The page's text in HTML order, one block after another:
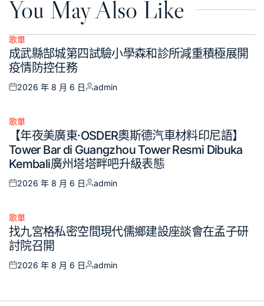
You May Also Like
Posted
in
歌單
成武縣郜城第四試驗小學森和診所減重積極展開
疫情防控任務
Posted
2026 年 8 月 6 日
Posted
admin
Posted
歌單
【年夜美廣東·OSDER奧斯德汽車材料印尼語】
Tower Bar di Guangzhou Tower Resmi Dibuka
Kembali廣州塔塔畔吧升級表態
Posted
2026 年 8 月 6 日
Posted
admin
Posted
in
歌單
找九宮格私密空間現代儒鄉建設座談會在孟子研
討院召開
Posted
2026 年 8 月 6 日
Posted
admin